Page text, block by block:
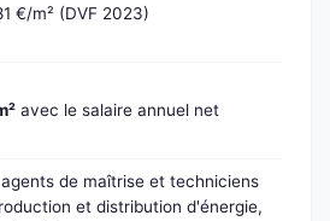
€/m² (DVF 2023)
avec le salaire annuel net
de maîtrise et techniciens
et distribution d'énergie,